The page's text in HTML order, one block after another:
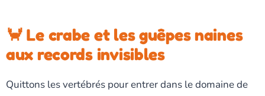
🦀 Le crabe et les guêpes naines
aux records invisibles
Quittons les vertébrés pour entrer dans le domaine de